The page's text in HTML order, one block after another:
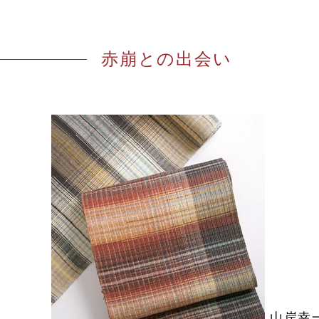
赤崩との出会い